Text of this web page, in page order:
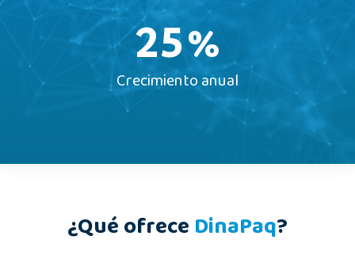
25%
Crecimiento anual
¿Qué ofrece DinaPaq?